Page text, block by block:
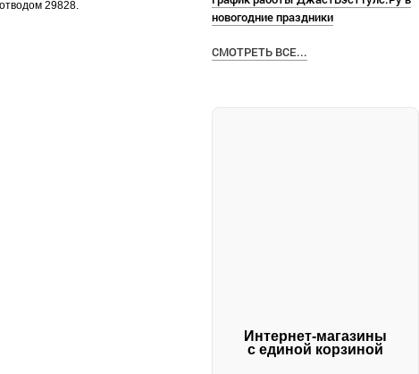
29828.
новогодние праздники
СМОТРЕТЬ ВСЕ...
Интернет-магазины
с единой корзиной